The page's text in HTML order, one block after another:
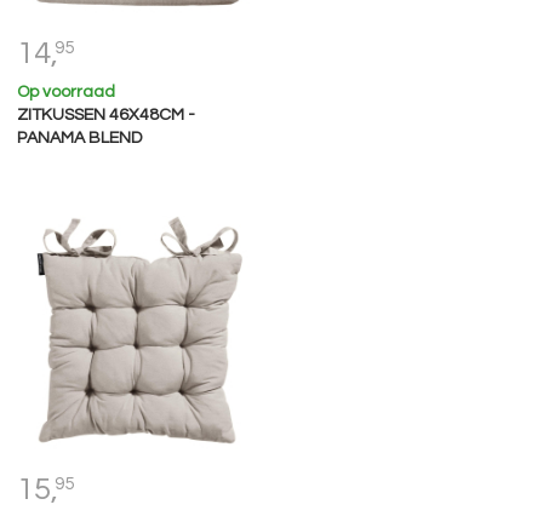
14,95
Op voorraad
ZITKUSSEN 46X48CM -
PANAMA BLEND
15,95